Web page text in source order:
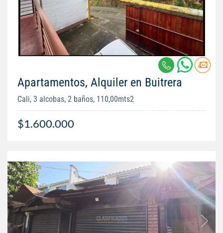
Apartamentos, Alquiler en Buitrera
Cali, 3 alcobas, 2 baños, 110,00mts2
$1.600.000